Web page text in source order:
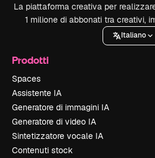
La piattaforma creativa per
1 milione di abbonati tra creativi,
Italiano
Prodotti
Spaces
Assistente IA
Generatore di immagini IA
Generatore di video IA
Sintetizzatore vocale IA
Contenuti stock